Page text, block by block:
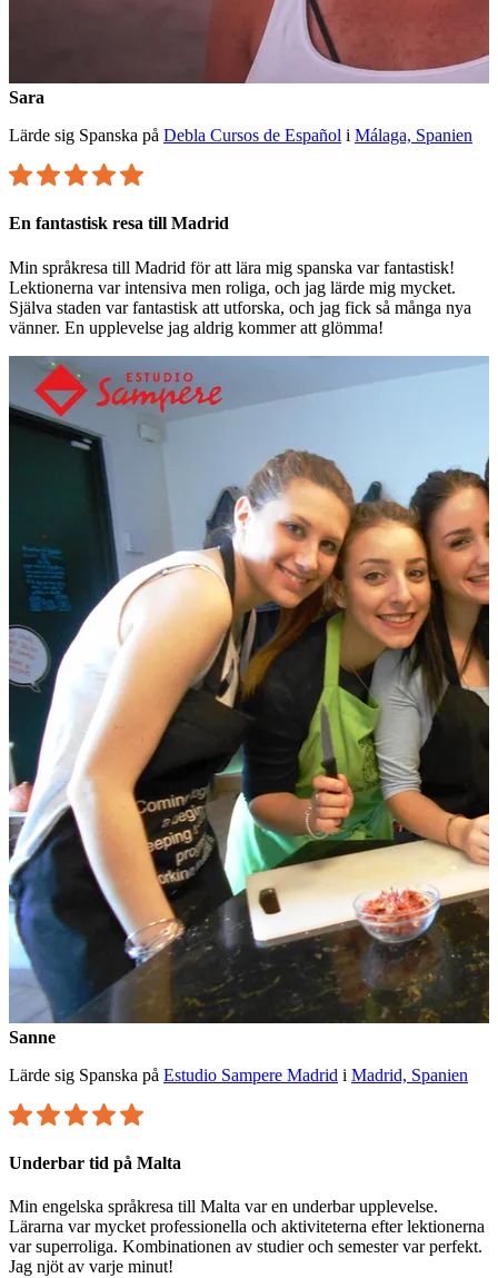
Sara
Lärde sig Spanska på Debla Cursos de Español i Málaga, Spanien
En fantastisk resa till Madrid
Min språkresa till Madrid för att lära mig spanska var fantastisk!
Lektionerna var intensiva men roliga, och jag lärde mig mycket.
Själva staden var fantastisk att utforska, och jag fick så många nya
vänner. En upplevelse jag aldrig kommer att glömma!
Sanne
Lärde sig Spanska på Estudio Sampere Madrid i Madrid, Spanien
Underbar tid på Malta
Min engelska språkresa till Malta var en underbar upplevelse.
Lärarna var mycket professionella och aktiviteterna efter lektionerna
var superroliga. Kombinationen av studier och semester var perfekt.
Jag njöt av varje minut!